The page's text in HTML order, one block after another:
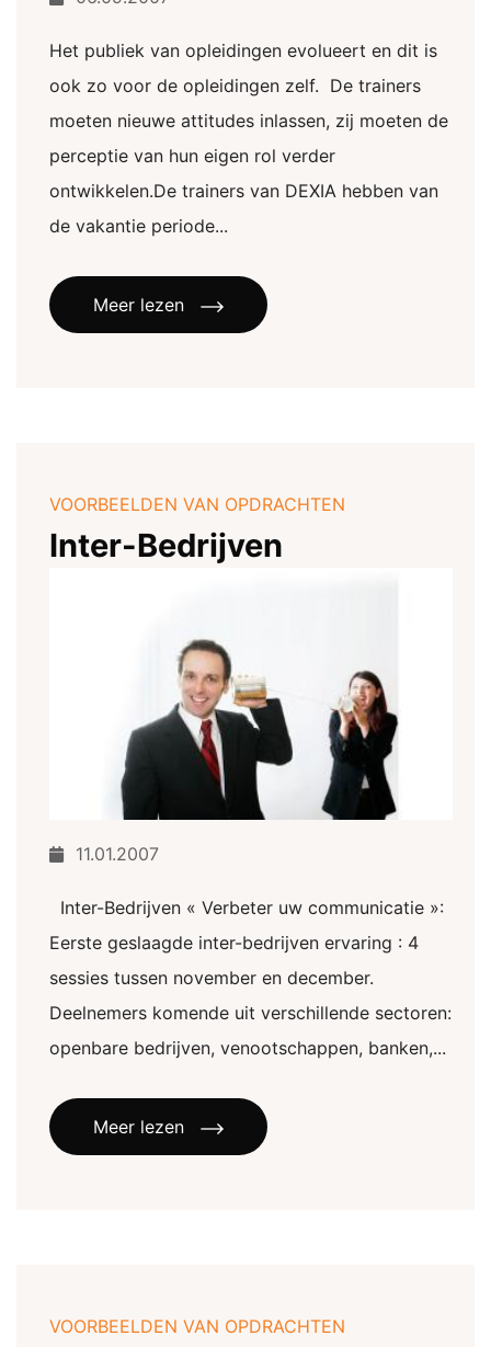
Het publiek van opleidingen evolueert en dit is
ook zo voor de opleidingen zelf. De trainers
moeten nieuwe attitudes inlassen, zij moeten de
perceptie van hun eigen rol verder
ontwikkelen.De trainers van DEXIA hebben van
de vakantie periode...
Meer lezen
VOORBEELDEN VAN OPDRACHTEN
Inter-Bedrijven
11.01.2007
Inter-Bedrijven « Verbeter uw communicatie »:
Eerste geslaagde inter-bedrijven ervaring : 4
sessies tussen november en december.
Deelnemers komende uit verschillende sectoren:
openbare bedrijven, venootschappen, banken,...
Meer lezen
VOORBEELDEN VAN OPDRACHTEN